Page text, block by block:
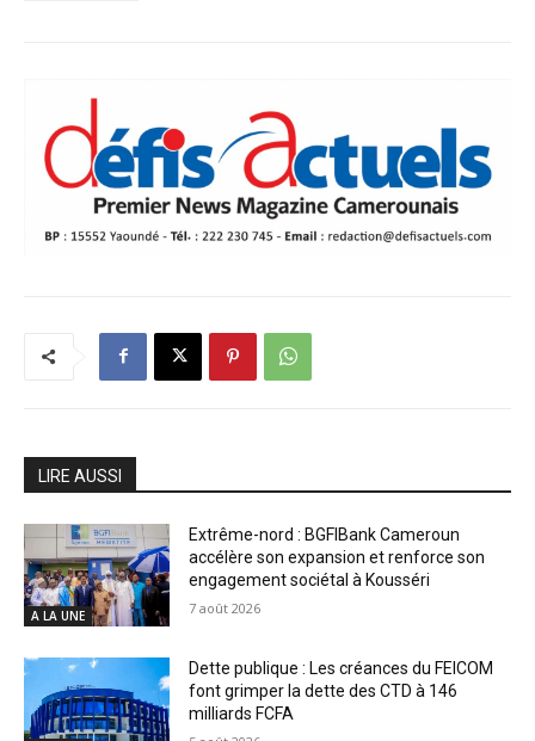
LIRE AUSSI
A LA UNE
Extrême-nord : BGFIBank Cameroun
accélère son expansion et renforce son
engagement sociétal à Kousséri
7 août 2026
Dette publique : Les créances du FEICOM
font grimper la dette des CTD à 146
milliards FCFA